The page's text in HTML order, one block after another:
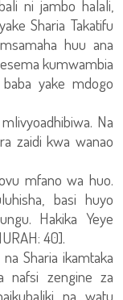
ni jambo halali,
Sharia Takatifu
huu ana
kumwambia
yake mdogo
Na
zaidi kwa wanao
mfano wa huo.
basi huyo
Hakika Yeye
40].
Sharia ikamtaka
nafsi zengine za
na watu